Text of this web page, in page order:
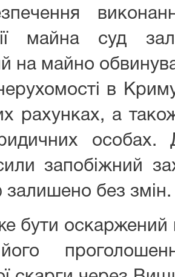
майна суд
на майно
в
рахунках, а
особах.
запобіжний
залишено без змін.
бути оскаржений